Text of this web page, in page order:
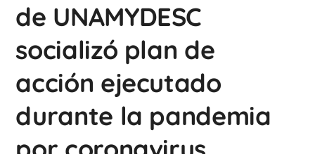
de UNAMYDESC
socializó plan de
acción ejecutado
durante la pandemia